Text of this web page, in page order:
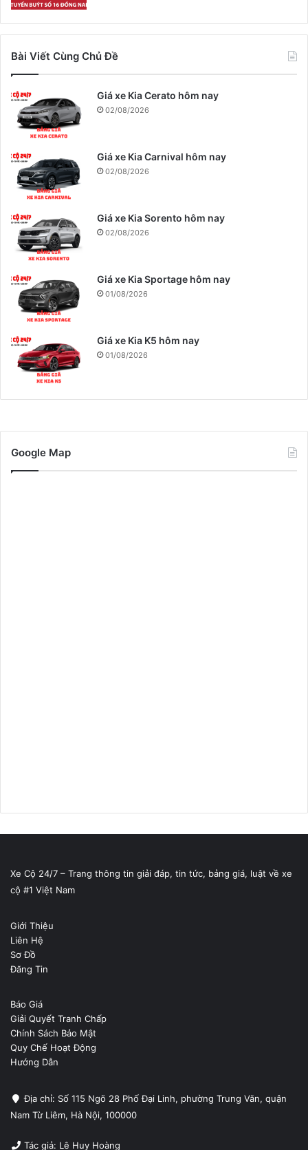
Bài Viết Cùng Chủ Đề
Giá xe Kia Cerato hôm nay
02/08/2026
Giá xe Kia Carnival hôm nay
02/08/2026
Giá xe Kia Sorento hôm nay
02/08/2026
Giá xe Kia Sportage hôm nay
01/08/2026
Giá xe Kia K5 hôm nay
01/08/2026
Google Map
Xe Cộ 24/7 – Trang thông tin giải đáp, tin tức, bảng giá, luật về xe
cộ #1 Việt Nam
Giới Thiệu
Liên Hệ
Sơ Đồ
Đăng Tin
Báo Giá
Giải Quyết Tranh Chấp
Chính Sách Bảo Mật
Quy Chế Hoạt Động
Hướng Dẫn
Địa chỉ: Số 115 Ngõ 28 Phố Đại Linh, phường Trung Văn, quận
Nam Từ Liêm, Hà Nội, 100000
Tác giả: Lê Huy Hoàng